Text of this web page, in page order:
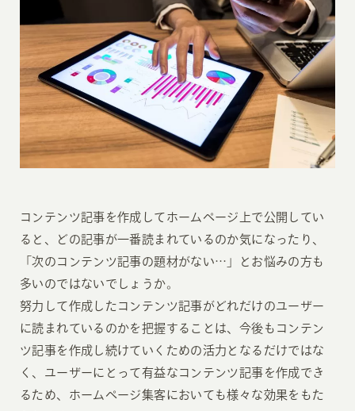
コンテンツ記事を作成してホームページ上で公開してい
ると、どの記事が一番読まれているのか気になったり、
「次のコンテンツ記事の題材がない…」とお悩みの方も
多いのではないでしょうか。
努力して作成したコンテンツ記事がどれだけのユーザー
に読まれているのかを把握することは、今後もコンテン
ツ記事を作成し続けていくための活力となるだけではな
く、ユーザーにとって有益なコンテンツ記事を作成でき
るため、ホームページ集客においても様々な効果をもた